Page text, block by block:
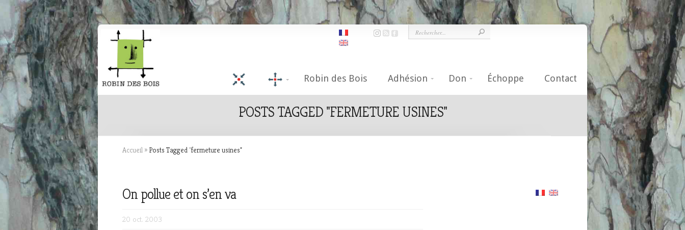
Contact
Échoppe
Don
Adhésion
Robin des Bois
POSTS TAGGED "FERMETURE USINES"
Accueil » Posts Tagged"fermeture usines"
On pollue et on s’en va
20 oct. 2003